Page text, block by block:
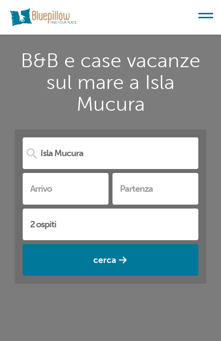
B&B e case vacanze
sul mare a Isla
Mucura
cerca